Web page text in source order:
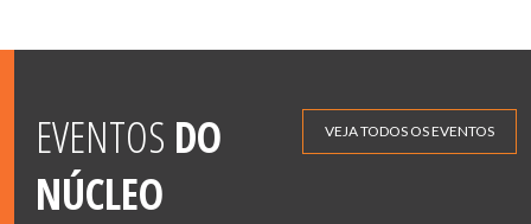
EVENTOS DO
NÚCLEO
VEJA TODOS OS EVENTOS